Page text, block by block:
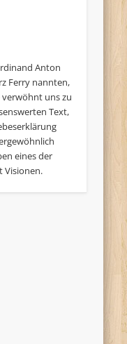
Anton
Ferry nannten,
verwöhnt uns zu
Text,
eines der
Visionen.